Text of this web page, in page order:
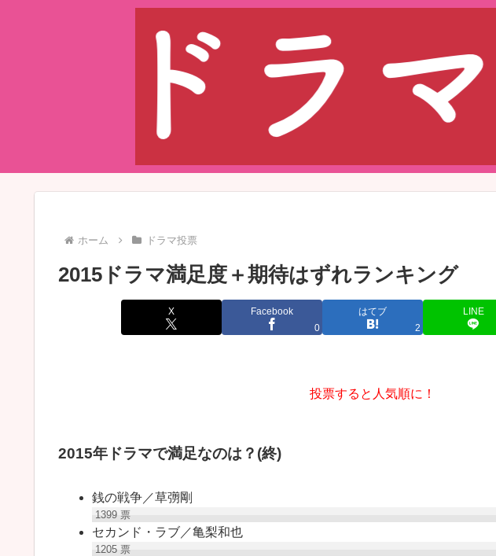
ホーム ドラマ投票
2015ドラマ満足度＋期待はずれランキング
X
Facebook
0
はてブ
2
LINE
投票すると人気順に！
2015年ドラマで満足なのは？(終)
銭の戦争／草彅剛
1399票
セカンド・ラブ／亀梨和也
1205票